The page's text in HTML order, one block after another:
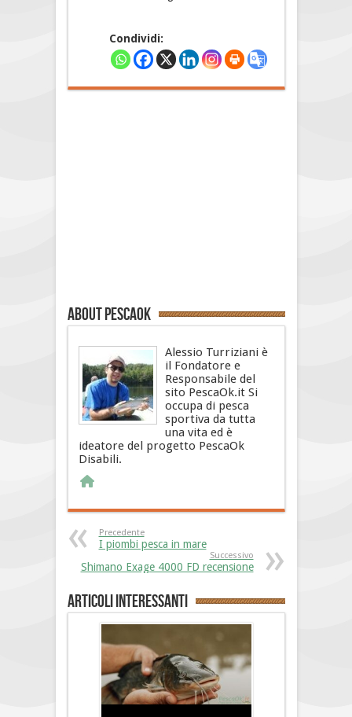
Condividi:
About PescaOk
Alessio Turriziani è
il Fondatore e
Responsabile del
sito PescaOk.it Si
occupa di pesca
sportiva da tutta
una vita ed è
ideatore del progetto PescaOk
Disabili.
Precedente
I piombi pesca in mare
Successivo
Shimano Exage 4000 FD recensione
Articoli interessanti